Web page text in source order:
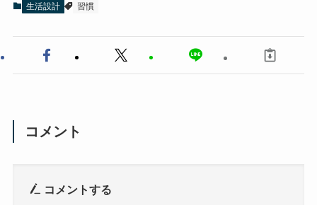
生活設計 習慣
コメント
コメントする